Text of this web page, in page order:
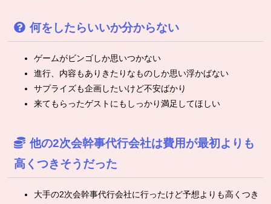
何をしたらいいか分からない
ゲームがビンゴしか思いつかない
進行、内容もありきたりなものしか思い浮かばない
サプライズも企画したいけど不安ばかり
来てもらったゲストにもしっかり満足してほしい
他の2次会幹事代行会社は費用が最初よりも
高くつきそうだった
大手の2次会幹事代行会社に行ったけど予想よりも高くつき